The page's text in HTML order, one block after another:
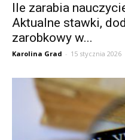
Ile zarabia
Aktualne stawki,
zarobkowy w...
Karolina Grad - 15 stycznia 2026